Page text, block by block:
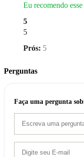
Eu recomendo
5
5
Prós: 5
Perguntas
Faça uma pergunta